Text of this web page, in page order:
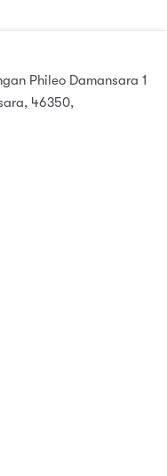
Phileo Damansara 1
46350,